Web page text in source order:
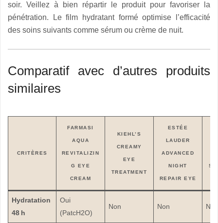
soir. Veillez à bien répartir le produit pour favoriser la
pénétration. Le film hydratant formé optimise l’efficacité
des soins suivants comme sérum ou crème de nuit.
Comparatif avec d’autres produits
similaires
CRITÈRES
FARMASI
AQUA
REVITALIZIN
G EYE
CREAM
KIEHL’S
CREAMY
EYE
TREATMENT
ESTÉE
LAUDER
ADVANCED
NIGHT
REPAIR EYE
Hydratation
48 h
Oui
(PatcH2O)
Non Non Non